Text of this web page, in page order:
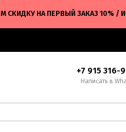
СКИДКУ НА ПЕРВЫЙ ЗАКАЗ 10% /
+7 915 316-
Написать в